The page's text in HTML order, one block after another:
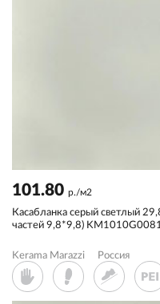
101.80 р./м2
Касабланка серый светлый
частей 9,8*9,8)
Kerama Marazzi Россия